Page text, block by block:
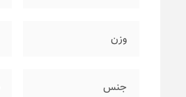
وزن
جنس